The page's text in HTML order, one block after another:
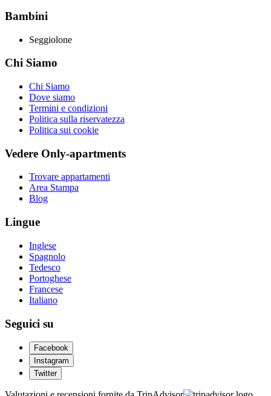
Bambini
Seggiolone
Chi Siamo
Chi Siamo
Dove siamo
Termini e condizioni
Politica sulla riservatezza
Politica sui cookie
Vedere Only-apartments
Trovare appartamenti
Area Stampa
Blog
Lingue
Inglese
Spagnolo
Tedesco
Portoghese
Francese
Italiano
Seguici su
Facebook
Instagram
Twitter